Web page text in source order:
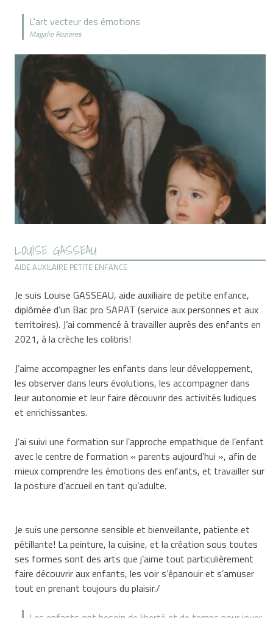
L'art vecteur des émotions
Magalie Rozieres
LOUISE GASSEAU
AIDE AUXILAIRE PETITE ENFANCE
Je suis Louise GASSEAU, aide auxiliaire de petite enfance,
diplômée d’un Bac pro SAPAT (service aux personnes et aux
territoires). J’ai commencé à travailler auprès des enfants en
2021, à la crèche les colibris!
J’aime accompagner les enfants dans leur développement,
les observer dans leurs évolutions, les accompagner dans
leur autonomie et leur faire découvrir des activités ludiques
et enrichissantes.
J’ai suivi une formation sur l’approche empathique de l’enfant
avec le centre de formation « parents aujourd’hui », afin de
mieux comprendre les émotions des enfants, et travailler sur
la posture d’accueil en tant qu’adulte.
Je suis une personne sensible et bienveillante, patiente et
pétillante! La peinture, la cuisine, et la création sous toutes
ses formes sont des arts que j’aime tout particulièrement
faire découvrir aux enfants, les voir s’épanouir et s’amuser
tout en prenant toujours du plaisir./